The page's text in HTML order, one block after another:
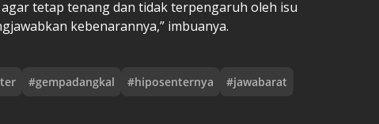
tetap tenang dan tidak terpengaruh oleh isu
kebenarannya,” imbuanya.
#gempadangkal #hiposenternya #jawabarat